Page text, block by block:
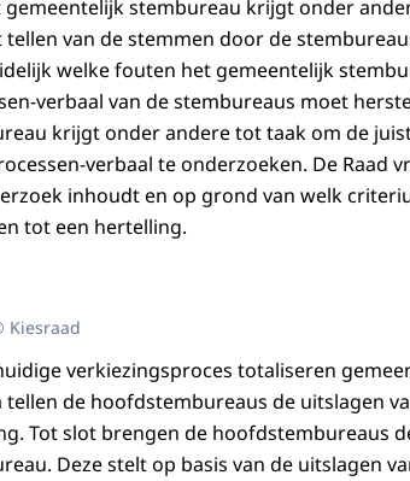
gemeentelijk stembureau krijgt onder
tellen van de stemmen door de
welke fouten het gemeentelijk
verbaal van de stembureaus moet
krijgt onder andere tot taak om de
verbaal te onderzoeken. De Raad
inhoudt en op grond van welk
tot een hertelling.
Kiesraad
verkiezingsproces totaliseren
tellen de hoofdstembureaus de uitslagen
Tot slot brengen de hoofdstembureaus
Deze stelt op basis van de uitslagen